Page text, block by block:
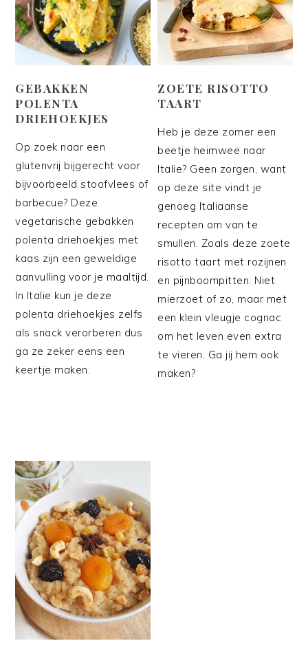
GEBAKKEN
POLENTA
DRIEHOEKJES
Op zoek naar een
glutenvrij bijgerecht voor
bijvoorbeeld stoofvlees of
barbecue? Deze
vegetarische gebakken
polenta driehoekjes met
kaas zijn een geweldige
aanvulling voor je maaltijd.
In Italie kun je deze
polenta driehoekjes zelfs
als snack verorberen dus
ga ze zeker eens een
keertje maken.
ZOETE RISOTTO
TAART
Heb je deze zomer een
beetje heimwee naar
Italie? Geen zorgen, want
op deze site vindt je
genoeg Italiaanse
recepten om van te
smullen. Zoals deze zoete
risotto taart met rozijnen
en pijnboompitten. Niet
mierzoet of zo, maar met
een klein vleugje cognac
om het leven even extra
te vieren. Ga jij hem ook
maken?